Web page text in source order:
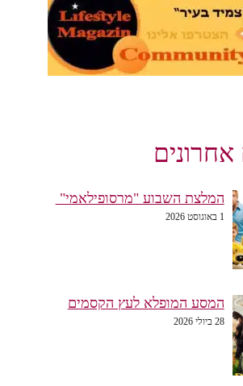
המלצת השבוע "מרסופילאמי"
1 באוגוסט 2026
המסע המופלא לעץ הקסמים
28 ביולי 2026